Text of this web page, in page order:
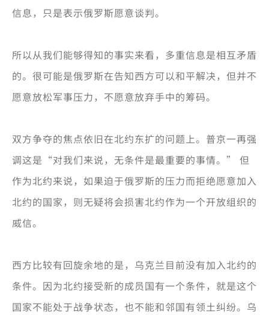
信息，只是表示俄罗斯愿意谈判。
所以从我们能够得知的事实来看，多重信息是相互矛盾
的。很可能是俄罗斯在告知西方可以和平解决，但并不
愿意放松军事压力，不愿意放弃手中的筹码。
双方争夺的焦点依旧在北约东扩的问题上。普京一再强
调这是“对我们来说，无条件是最重要的事情。” 但
作为北约来说，如果迫于俄罗斯的压力而拒绝愿意加入
北约的国家，则无疑将会损害北约作为一个开放组织的
威信。
西方比较有回旋余地的是，乌克兰目前没有加入北约的
条件。因为北约接受新的成员国有一个条件，就是这个
国家不能处于战争状态，也不能和邻国有领土纠纷。乌